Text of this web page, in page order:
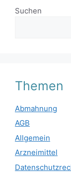
Suchen
Themen
Abmahnung
AGB
Allgemein
Arzneimittel